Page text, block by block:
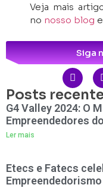
Veja mais
no nosso blog
Siga
Posts
G4 Valley 2024: O
Empreendedores
Ler mais
Etecs e Fatecs